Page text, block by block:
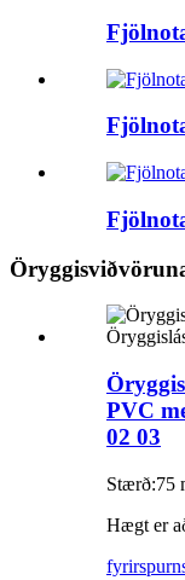
PVC
02 03
Stærð:75
Hægt er
fyrirspurn